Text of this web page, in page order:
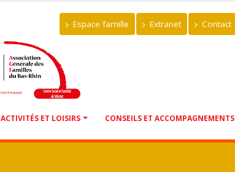
Espace famille Extranet Contact
ACTIVITÉS ET LOISIRS CONSEILS ET ACCOMPAGNEMENTS